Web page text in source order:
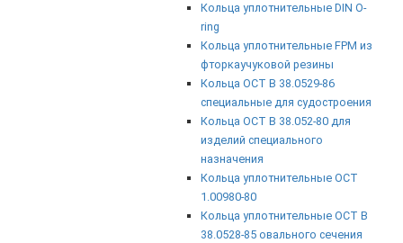
Кольца уплотнительные DIN O-
ring
Кольца уплотнительные FPM из
фторкаучуковой резины
Кольца ОСТ В 38.0529-86
специальные для судостроения
Кольца ОСТ В 38.052-80 для
изделий специального
назначения
Кольца уплотнительные ОСТ
1.00980-80
Кольца уплотнительные ОСТ В
38.0528-85 овального сечения